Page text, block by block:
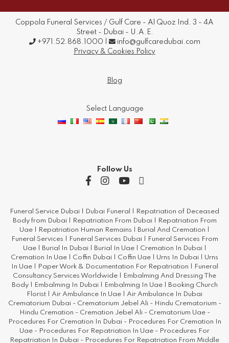
Coppola Funeral Services / Gulf Care - Al Quoz Ind. 3 - 4A
Street - Dubai - U.A.E.
+971.52.868.1000 |
info@gulfcaredubai.com
Privacy & Cookies Policy
Blog
Select Language
Follow Us
Funeral Service Dubai | Dubai Funeral | Repatriation of Deceased
Body from Dubai | Repatriation From Dubai | Repatriation From
Uae | Repatriation Human Remains | Burial And Cremation |
Funeral Services | Funeral Services Dubai | Funeral Services From
Uae | Burial In Dubai | Burial In Uae | Cremation In Dubai |
Cremation In Uae | Coffin Dubai | Coffin Uae | Urns In Dubai | Urns
In Uae | Paper Work & Documentation For Repatriation | Funeral
Consultancy Services Worldwide | Embalming And Dressing The
Body | Embalming In Dubai | Embalming In Uae | Booking Church
Florist | Air Ambulance In Uae | Air Ambulance In Dubai
Crematorium Dubai - Crematorium Jebel Ali - Hindu Crematorium -
Hindu Cremation - Cremation Jebel Ali - Crematorium Uae -
Procedures For Cremation In Dubai - Procedures For Cremation In
Uae - Procedures For Repatriation In Uae - Procedures For
Repatriation In Dubai - Procedures For Repatriation From Middle